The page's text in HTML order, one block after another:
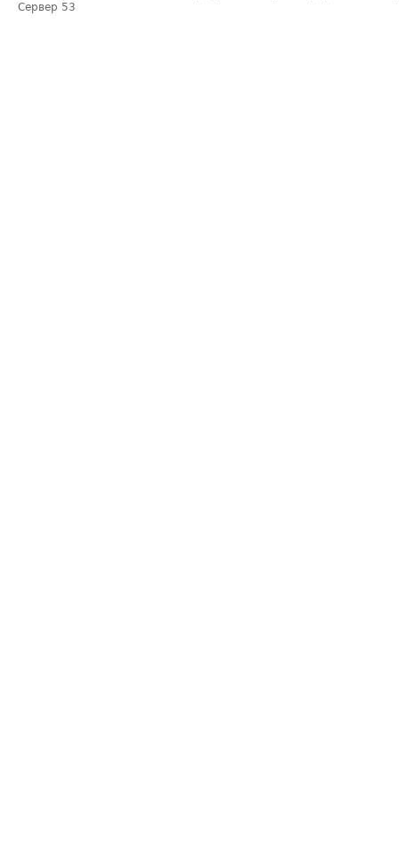
Сервер 53